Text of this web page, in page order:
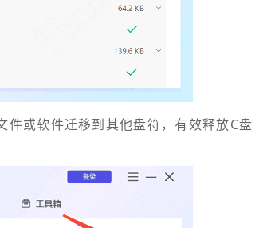
件或软件迁移到其他盘符，有效释放C盘